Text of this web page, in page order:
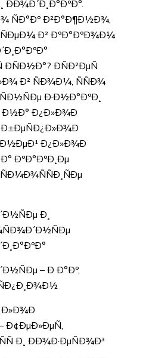
ÐÐ¾Ð´Ð¸Ð°ÐºÐ°.
ÑÐ°Ðº Ð²Ð°Ð¶Ð½Ð¾,
ÑÐµÐ¼ Ð² ÐºÐ°ÐºÐ¾Ð¼
ÐÑÐ½Ð°? ÐÑÐ²ÐµÑ
Ð² ÑÐ¾Ð¼, ÑÑÐ¾
Ð·Ð½Ð°ÐºÐ¸
Ð½Ð° Ð¿Ð»Ð¾Ð
Ð¿Ð»Ð¾Ð
ÐºÐ°ÐºÐ¸Ðµ
Ð¸
– Ð Ð°Ðº,
Ð¢ÐµÐ»ÐµÑ,
Ð¸ ÐÐ¾Ð·ÐµÑÐ¾Ð³